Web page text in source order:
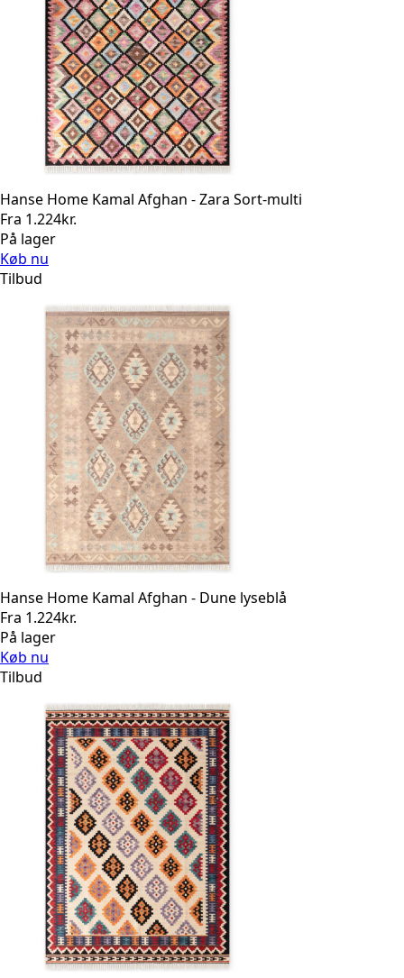
Hanse Home Kamal Afghan - Zara Sort-multi
Fra 1.224kr.
På lager
Køb nu
Tilbud
Hanse Home Kamal Afghan - Dune lyseblå
Fra 1.224kr.
På lager
Køb nu
Tilbud